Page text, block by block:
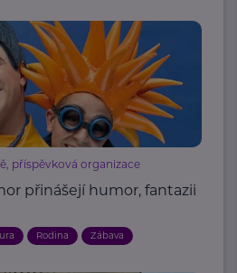
příspěvková organizace
přinášejí humor, fantazii
Rodina Zábava